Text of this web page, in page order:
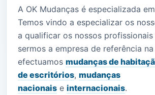
A OK Mudanças é especializada em
Temos vindo a especializar os
a qualificar os nossos
sermos a empresa de referência na
efectuamos mudanças de
de escritórios, mudanças
nacionais e internacionais.